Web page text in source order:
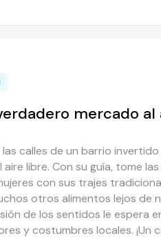
mercado
calles de un barrio
libre. Con su guía, tome
con sus trajes
otros alimentos lejos de
de los sentidos le espera
y costumbres locales. ¡Un